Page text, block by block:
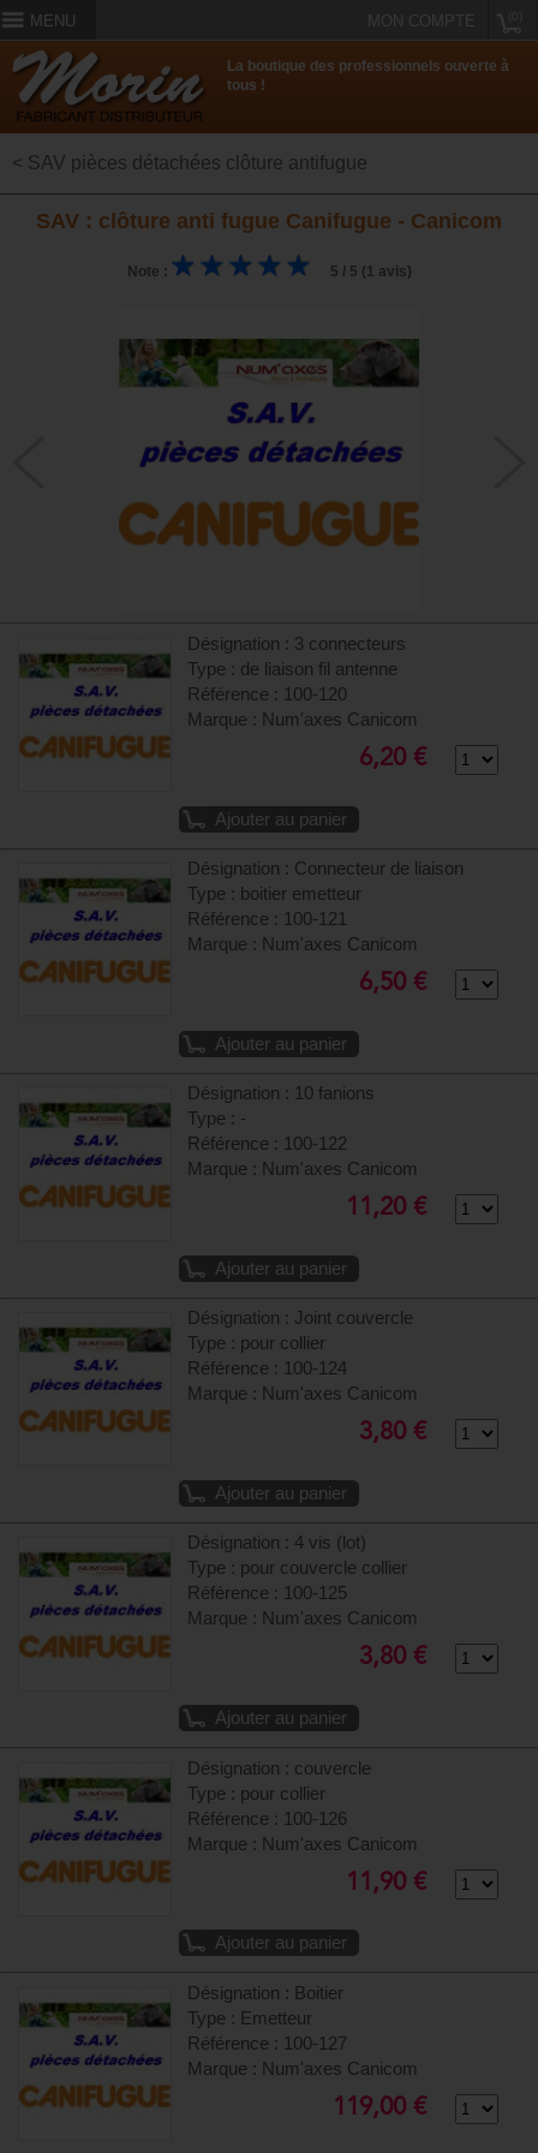
MENU MON COMPTE
La boutique des professionnels ouverte à
tous !
< SAV pièces détachées clôture antifugue
SAV : clôture anti fugue Canifugue - Canicom
Note : 5 / 5 (1 avis)
Désignation : 3 connecteurs
Type : de liaison fil antenne
Référence : 100-120
Marque : Num'axes Canicom
6,20 €
Ajouter au panier
Désignation : Connecteur de liaison
Type : boitier emetteur
Référence : 100-121
Marque : Num'axes Canicom
6,50 €
Ajouter au panier
Désignation : 10 fanions
Type : -
Référence : 100-122
Marque : Num'axes Canicom
11,20 €
Ajouter au panier
Désignation : Joint couvercle
Type : pour collier
Référence : 100-124
Marque : Num'axes Canicom
3,80 €
Ajouter au panier
Désignation : 4 vis (lot)
Type : pour couvercle collier
Référence : 100-125
Marque : Num'axes Canicom
3,80 €
Ajouter au panier
Désignation : couvercle
Type : pour collier
Référence : 100-126
Marque : Num'axes Canicom
11,90 €
Ajouter au panier
Désignation : Boitier
Type : Emetteur
Référence : 100-127
Marque : Num'axes Canicom
119,00 €